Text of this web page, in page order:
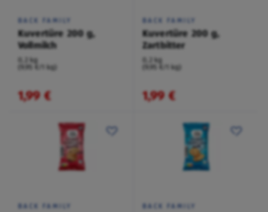
BACK FAMILY
Kuvertüre 200 g,
Vollmilch
0,2 kg
(9,95 €/1 kg)
1,99 €
BACK FAMILY
Kuvertüre 200 g,
Zartbitter
0,2 kg
(9,95 €/1 kg)
1,99 €
BACK FAMILY BACK FAMILY